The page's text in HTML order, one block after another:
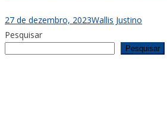
27 de dezembro, 2023Wallis Justino
Pesquisar
Pesquisar